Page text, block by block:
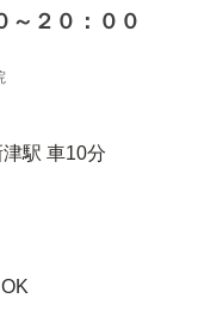
～２０：００
駅 車10分